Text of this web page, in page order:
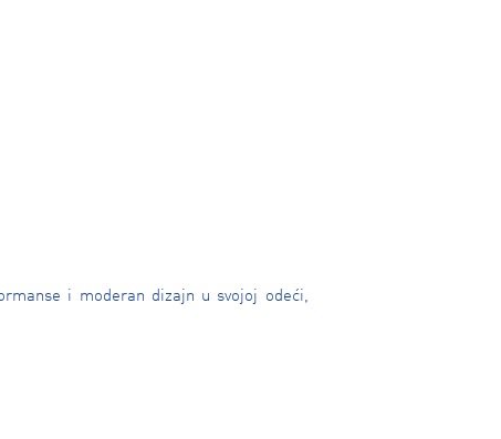
i moderan dizajn u svojoj odeći,